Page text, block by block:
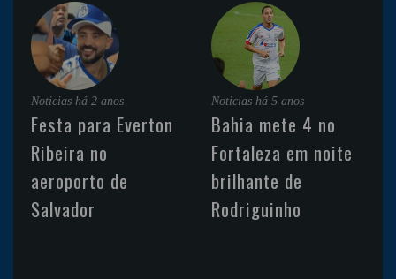
Noticias há 2 anos
Festa para Everton
Ribeira no
aeroporto de
Salvador
Noticias há 5 anos
Bahia mete 4 no
Fortaleza em noite
brilhante de
Rodriguinho